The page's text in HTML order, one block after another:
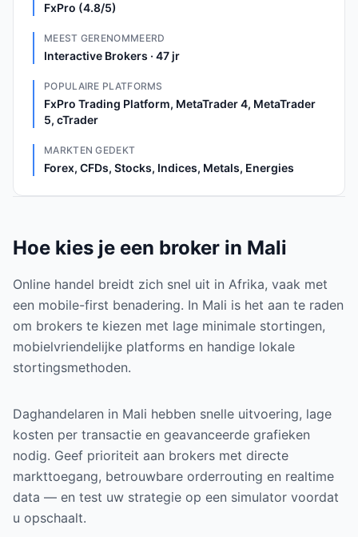
FxPro (4.8/5)
MEEST GERENOMMEERD
Interactive Brokers · 47 jr
POPULAIRE PLATFORMS
FxPro Trading Platform, MetaTrader 4, MetaTrader
5, cTrader
MARKTEN GEDEKT
Forex, CFDs, Stocks, Indices, Metals, Energies
Hoe kies je een broker in Mali
Online handel breidt zich snel uit in Afrika, vaak met
een mobile-first benadering. In Mali is het aan te raden
om brokers te kiezen met lage minimale stortingen,
mobielvriendelijke platforms en handige lokale
stortingsmethoden.
Daghandelaren in Mali hebben snelle uitvoering, lage
kosten per transactie en geavanceerde grafieken
nodig. Geef prioriteit aan brokers met directe
markttoegang, betrouwbare orderrouting en realtime
data — en test uw strategie op een simulator voordat
u opschaalt.